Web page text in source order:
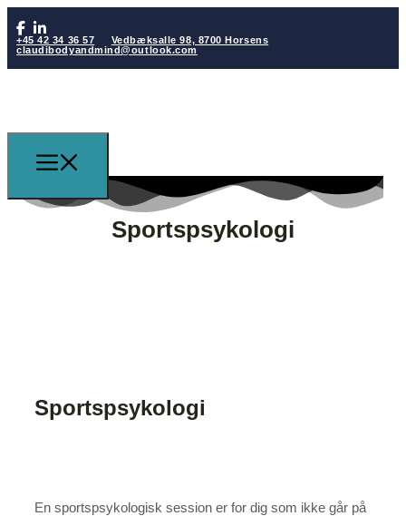
+45 42 34 36 57
Vedbæksalle 98, 8700 Horsens
claudibodyandmind@outlook.com
Sportspsykologi
Sportspsykologi
En sportspsykologisk session er for dig som ikke går på